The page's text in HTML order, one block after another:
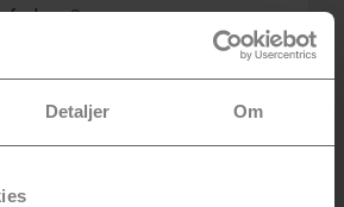
Detaljer Om
forke...Se mere